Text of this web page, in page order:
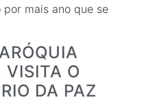
mais ano que se
VISITA O
DA PAZ